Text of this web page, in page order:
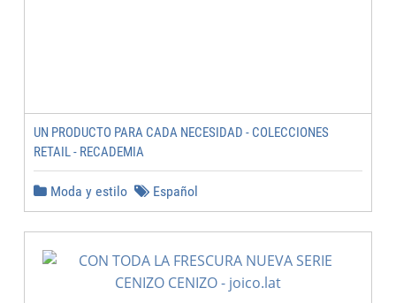
UN PRODUCTO PARA CADA NECESIDAD - COLECCIONES
RETAIL - RECADEMIA
Moda y estilo Español